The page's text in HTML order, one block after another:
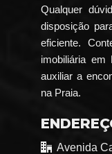
Qualquer
disposição
eficiente.
imobiliária em
auxiliar a
na Praia.
Avenida